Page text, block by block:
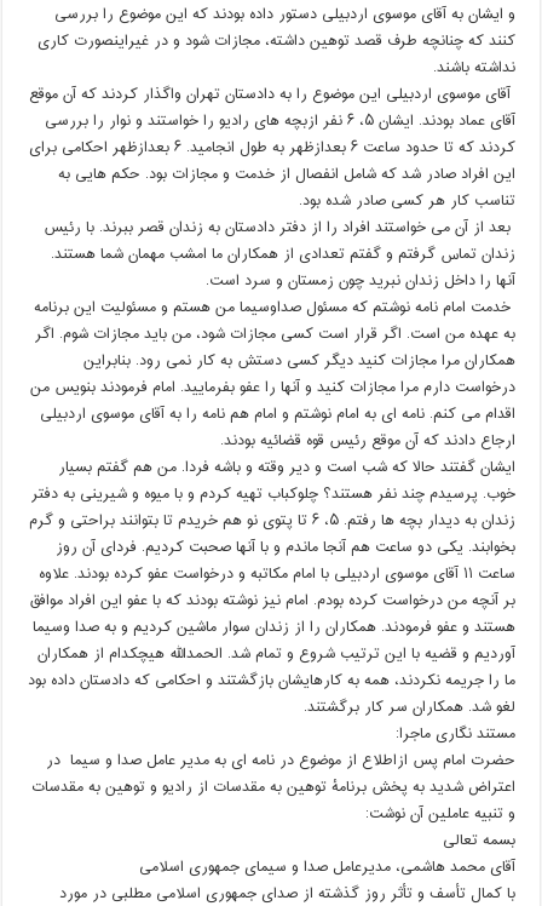
و ایشان به آقای موسوی اردبیلی دستور داده بودند که این موضوع را بررسی
کنند که چنانچه طرف قصد توهین داشته، مجازات شود و در غیراینصورت کاری
نداشته باشند.
آقای موسوی اردبیلی این موضوع را به دادستان تهران واگذار کردند که آن موقع
آقای عماد بودند. ایشان ۵، ۶ نفر ازبچه های رادیو را خواستند و نوار را بررسی
کردند که تا حدود ساعت ۶ بعدازظهر به طول انجامید. ۶ بعدازظهر احکامی برای
این افراد صادر شد که شامل انفصال از خدمت و مجازات بود. حکم هایی به
تناسب کار هر کسی صادر شده بود.
بعد از آن می خواستند افراد را از دفتر دادستان به زندان قصر ببرند. با رئیس
زندان تماس گرفتم و گفتم تعدادی از همکاران ما امشب مهمان شما هستند.
آنها را داخل زندان نبرید چون زمستان و سرد است.
خدمت امام نامه نوشتم که مسئول صداوسیما من هستم و مسئولیت این برنامه
به عهده من است. اگر قرار است کسی مجازات شود، من باید مجازات شوم. اگر
همکاران مرا مجازات کنید دیگر کسی دستش به کار نمی رود. بنابراین
درخواست دارم مرا مجازات کنید و آنها را عفو بفرمایید. امام فرمودند بنویس من
اقدام می کنم. نامه ای به امام نوشتم و امام هم نامه را به آقای موسوی اردبیلی
ارجاع دادند که آن موقع رئیس قوه قضائیه بودند.
ایشان گفتند حالا که شب است و دیر وقته و باشه فردا. من هم گفتم بسیار
خوب. پرسیدم چند نفر هستند؟ چلوکباب تهیه کردم و با میوه و شیرینی به دفتر
زندان به دیدار بچه ها رفتم. ۵، ۶ تا پتوی نو هم خریدم تا بتوانند براحتی و گرم
بخوابند. یکی دو ساعت هم آنجا ماندم و با آنها صحبت کردیم. فردای آن روز
ساعت ۱۱ آقای موسوی اردبیلی با امام مکاتبه و درخواست عفو کرده بودند. علاوه
بر آنچه من درخواست کرده بودم. امام نیز نوشته بودند که با عفو این افراد موافق
هستند و عفو فرمودند. همکاران را از زندان سوار ماشین کردیم و به صدا وسیما
آوردیم و قضیه با این ترتیب شروع و تمام شد. الحمدالله هیچکدام از همکاران
ما را جریمه نکردند، همه به کارهایشان بازگشتند و احکامی که دادستان داده بود
لغو شد. همکاران سر کار برگشتند.
مستند نگاری ماجرا:
حضرت امام پس ازاطلاع از موضوع در نامه ای به مدیر عامل صدا و سیما در
اعتراض شدید به پخش برنامۀ توهین به مقدسات از رادیو ‏و توهین به مقدسات
و تنبیه عاملین آن نوشت: ‏
‏‏بسمه تعالی ‏
‏‏آقای محمد هاشمی، مدیرعامل صدا و سیمای جمهوری اسلامی ‏